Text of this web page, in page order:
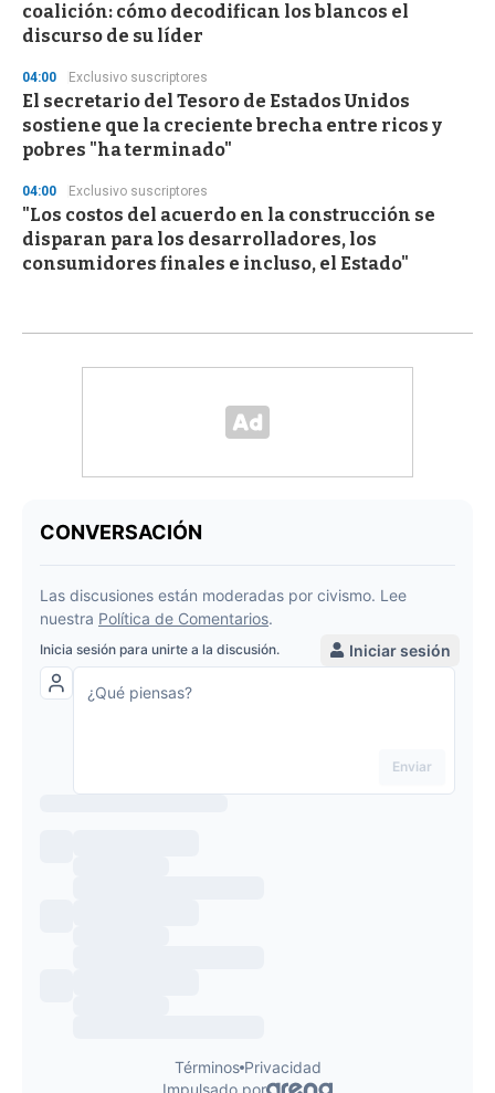
coalición: cómo decodifican los blancos el
discurso de su líder
04:00 Exclusivo suscriptores
El secretario del Tesoro de Estados Unidos
sostiene que la creciente brecha entre ricos y
pobres "ha terminado"
04:00 Exclusivo suscriptores
"Los costos del acuerdo en la construcción se
disparan para los desarrolladores, los
consumidores finales e incluso, el Estado"